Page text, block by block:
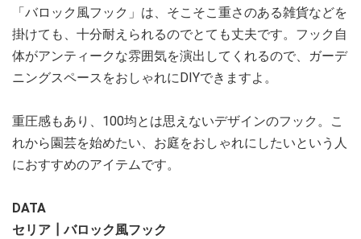
「バロック風フック」は、そこそこ重さのある雑貨などを
掛けても、十分耐えられるのでとても丈夫です。フック自
体がアンティークな雰囲気を演出してくれるので、ガーデ
ニングスペースをおしゃれにDIYできますよ。
重圧感もあり、100均とは思えないデザインのフック。こ
れから園芸を始めたい、お庭をおしゃれにしたいという人
におすすめのアイテムです。
DATA
セリア┃バロック風フック